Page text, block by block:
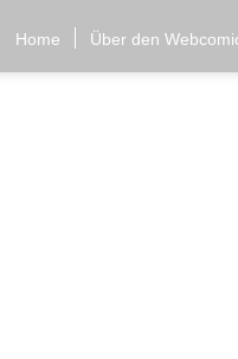
Home Über den